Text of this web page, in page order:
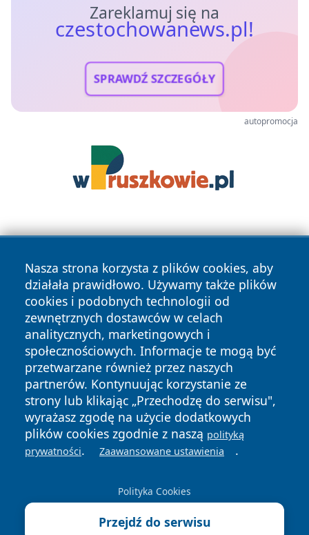
Zareklamuj się na
czestochowanews.pl!
SPRAWDŹ SZCZEGÓŁY
autopromocja
Nasza strona korzysta z plików cookies, aby
działała prawidłowo. Używamy także plików
cookies i podobnych technologii od
zewnętrznych dostawców w celach
analitycznych, marketingowych i
społecznościowych. Informacje te mogą być
przetwarzane również przez naszych
partnerów. Kontynuując korzystanie ze
strony lub klikając „Przechodzę do serwisu",
wyrażasz zgodę na użycie dodatkowych
plików cookies zgodnie z naszą polityką
prywatności. Zaawansowane ustawienia .
Polityka Cookies
Przejdź do serwisu
Copyright © 2026 czestochowanews.pl Wszystkie prawa
zastrzeżone.
News Autorzy
Polityka
Prywatności
Polityka
Cookies
cześć